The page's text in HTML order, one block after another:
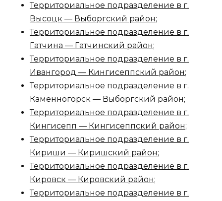
Территориальное подразделение в г.
Высоцк — Выборгский район;
Территориальное подразделение в г.
Гатчина — Гатчинский район;
Территориальное подразделение в г.
Ивангород — Кингисеппский район;
Территориальное подразделение в г.
Каменногорск — Выборгский район;
Территориальное подразделение в г.
Кингисепп — Кингисеппский район;
Территориальное подразделение в г.
Кириши — Киришский район;
Территориальное подразделение в г.
Кировск — Кировский район;
Территориальное подразделение в г.